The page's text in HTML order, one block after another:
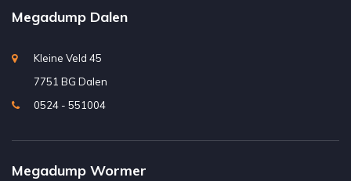
Megadump Dalen
Kleine Veld 45
7751 BG Dalen
0524 - 551004
Megadump Wormer